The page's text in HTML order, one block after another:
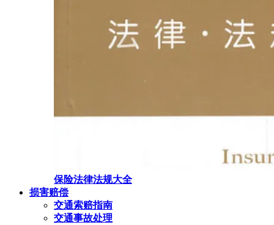
保险法律法规大全
损害赔偿
交通索赔指南
交通事故处理